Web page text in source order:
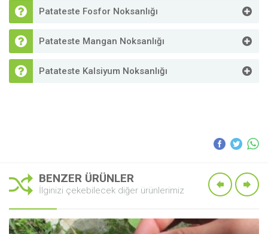
Patateste Fosfor Noksanlığı
Patateste Mangan Noksanlığı
Patateste Kalsiyum Noksanlığı
BENZER ÜRÜNLER
İlginizi çekebilecek diğer ürünlerimiz